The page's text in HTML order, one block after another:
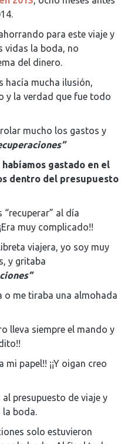
para este viaje y
vidas la boda, no
del dinero.
hacía mucha ilusión,
y la verdad que fue todo
mucho los gastos y
habíamos gastado en el
dentro del presupuesto
al día
muy complicado!!
viajera, yo soy muy
y gritaba
o me tiraba una almohada
lleva siempre el mando y
mi papel!! ¡¡Y oigan creo
presupuesto de viaje y
la boda.
solo estuvieron